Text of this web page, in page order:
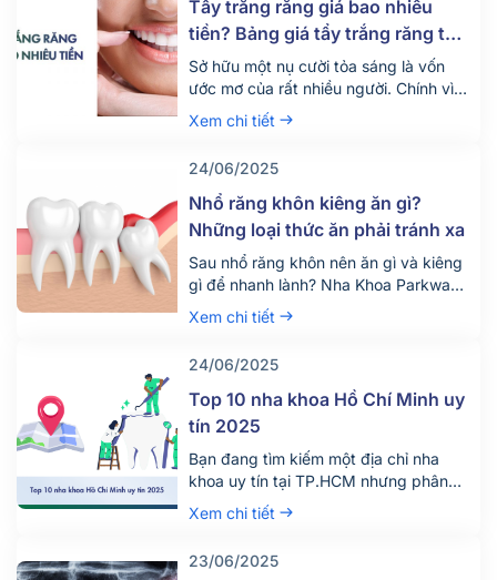
Tẩy trắng răng giá bao nhiêu
tiền? Bảng giá tẩy trắng răng tại
nha khoa mới nhất 2025
Sở hữu một nụ cười tỏa sáng là vốn
ước mơ của rất nhiều người. Chính vì
vậy hiện nay có rất nhiều người tìm
đến dịch vụ tẩy trắng răng để thỏa
trắng răng giá bao nhiêu tiền? Quy
trình diễn ra dịch vụ này như […]
Xem chi tiết
24/06/2025
Nhổ răng khôn kiêng ăn gì?
Những loại thức ăn phải tránh xa
Sau nhổ răng khôn nên ăn gì và kiêng
gì để nhanh lành? Nha Khoa Parkway
chia sẻ chế độ ăn uống khoa học giúp
giảm đau, tránh biến chứng. Tìm hiểu
Xem chi tiết
24/06/2025
Top 10 nha khoa Hồ Chí Minh uy
tín 2025
Bạn đang tìm kiếm một địa chỉ nha
khoa uy tín tại TP.HCM nhưng phân
vân giữa hàng trăm phòng khám lớn
nhỏ? Việc lựa chọn đúng nha khoa
còn đảm bảo an toàn, tiết kiệm thời
Xem chi tiết
23/06/2025